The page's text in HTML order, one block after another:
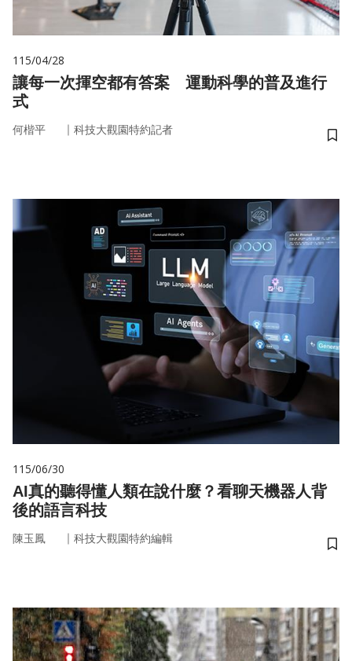
115/04/28
讓每一次揮空都有答案 運動科學的普及進行
式
何楷平 ｜ 科技大觀園特約記者
儲
115/06/30
AI真的聽得懂人類在說什麼？看聊天機器人背
後的語言科技
陳玉鳳 ｜ 科技大觀園特約編輯
儲